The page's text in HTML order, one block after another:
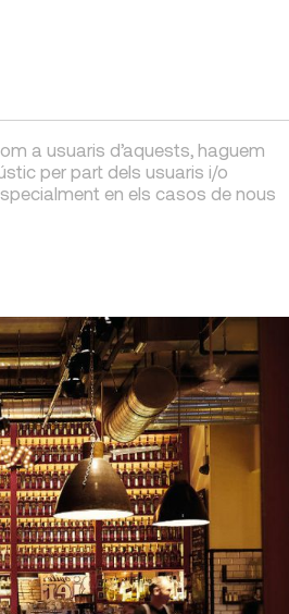
a usuaris d’aquests, haguem
per part dels usuaris i/o
en els casos de nous